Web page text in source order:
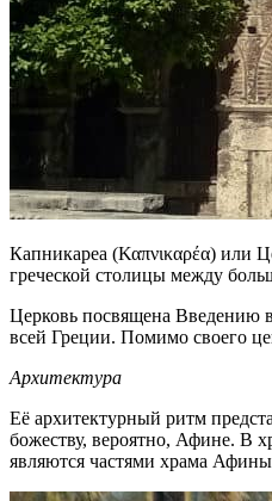
Капникареа (Καπνικαρέα) или
греческой столицы между
Церковь посвящена Введению
всей Греции. Помимо своего
Архитектура
Её архитектурный ритм
божеству, вероятно, Афине. В
являются частями храма